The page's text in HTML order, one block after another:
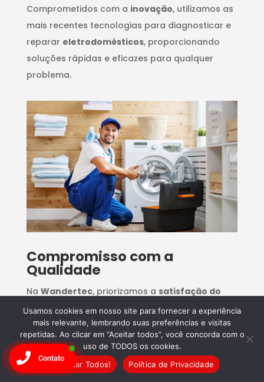
Comprometidos com a inovação, utilizamos as
mais recentes tecnologias para diagnosticar e
reparar eletrodomésticos, proporcionando
soluções rápidas e eficazes para qualquer
problema.
Compromisso com a
Qualidade
Na Wandertec, priorizamos a satisfação do
cliente. Nossos serviços são realizados com
excelência, garantindo que seu
eletrodomésticofuncione como novo.Confie
na Wandertec e agende seu conserto hoje
mesmo!
Usamos cookies em nosso site para fornecer a experiência
mais relevante, lembrando suas preferências e visitas
repetidas. Ao clicar em “Aceitar todos”, você concorda com o
uso de TODOS os cookies.
Aceitar Todos!
Política de Privacidade
Contato